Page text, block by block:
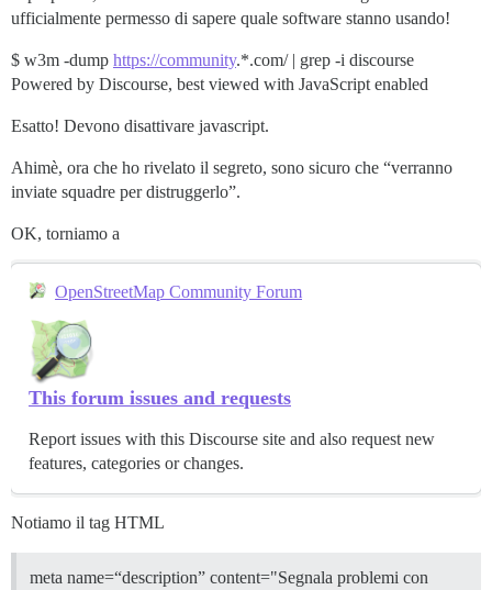
ufficialmente permesso di sapere quale software stanno usando!
$ w3m -dump https://community.*.com/ | grep -i discourse
Powered by Discourse, best viewed with JavaScript enabled
Esatto! Devono disattivare javascript.
Ahimè, ora che ho rivelato il segreto, sono sicuro che “verranno
inviate squadre per distruggerlo”.
OK, torniamo a
OpenStreetMap Community Forum
This forum issues and requests
Report issues with this Discourse site and also request new
features, categories or changes.
Notiamo il tag HTML
meta name=“description” content="Segnala problemi con